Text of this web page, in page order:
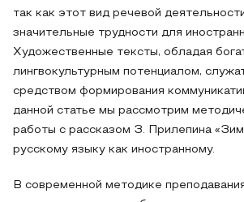
так как этот вид речевой
значительные трудности для
Художественные тексты, обладая
лингвокультурным потенциалом,
средством формирования
данной статье мы рассмотрим
работы с рассказом З. Прилепина
русскому языку как иностранному.
В современной методике